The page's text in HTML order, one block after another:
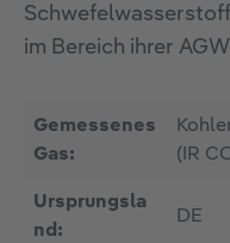
im Bereich ihrer
Gemessenes
Gas:
(IR
Ursprungsla
nd:
DE